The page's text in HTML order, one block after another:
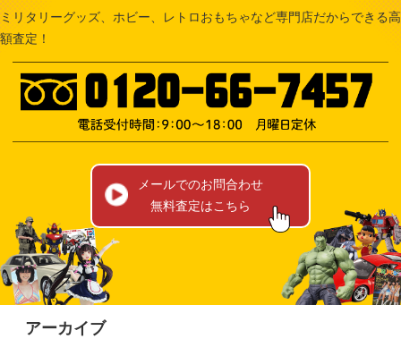
ミリタリーグッズ、ホビー、レトロおもちゃなど専門店だからできる高
額査定！
メールでのお問合わせ
無料査定はこちら
アーカイブ